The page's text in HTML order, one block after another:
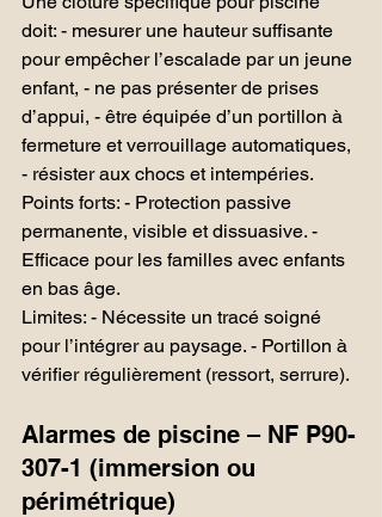
doit: - mesurer une hauteur suffisante
pour empêcher l’escalade par un jeune
enfant, - ne pas présenter de prises
d’appui, - être équipée d’un portillon à
fermeture et verrouillage automatiques,
- résister aux chocs et intempéries.
Points forts: - Protection passive
permanente, visible et dissuasive. -
Efficace pour les familles avec enfants
en bas âge.
Limites: - Nécessite un tracé soigné
pour l’intégrer au paysage. - Portillon à
vérifier régulièrement (ressort, serrure).
Alarmes de piscine – NF P90-
307-1 (immersion ou
périmétrique)